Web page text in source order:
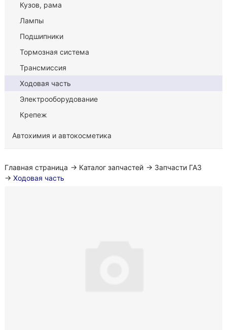
Кузов, рама
Лампы
Подшипники
Тормозная система
Трансмиссия
Ходовая часть
Электрооборудование
Крепеж
Автохимия и автокосметика
Главная страница → Каталог запчастей → Запчасти ГАЗ
→ Ходовая часть